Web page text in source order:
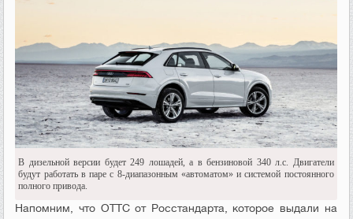
В дизельной версии будет 249 лошадей, а в бензиновой 340 л.с. Двигатели
будут работать в паре с 8-диапазонным «автоматом» и системой постоянного
полного привода.
Напомним, что ОТТС от Росстандарта, которое выдали на